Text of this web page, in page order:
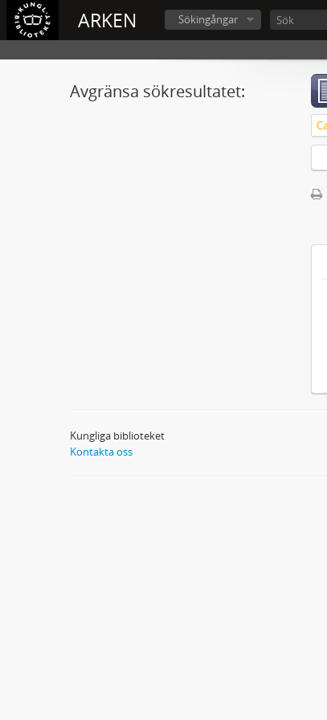
ARKEN Sökingångar
Avgränsa sökresultatet:
Kungliga biblioteket
Kontakta oss